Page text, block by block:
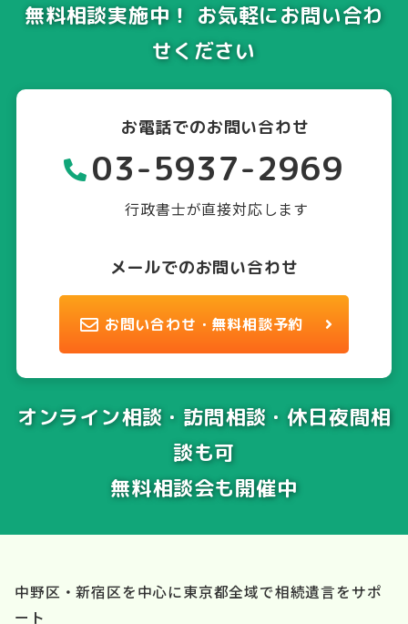
無料相談実施中！ お気軽にお問い合わ
せください
お電話でのお問い合わせ
03-5937-2969
行政書士が直接対応します
メールでのお問い合わせ
お問い合わせ・無料相談予約
オンライン相談・訪問相談・休日夜間相
談も可
無料相談会も開催中